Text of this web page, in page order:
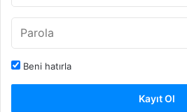
Beni hatırla
Kayıt Ol